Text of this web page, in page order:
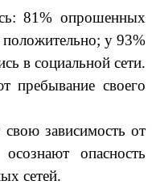
81% опрошенных
положительно; у 93%
в социальной сети.
пребывание своего
зависимость от
опасность
сетей.